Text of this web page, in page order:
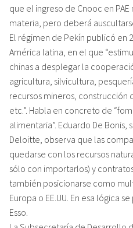
que el ingreso de Cnooc en
materia, pero deberá
El régimen de Pekín publicó en
América latina, en el que
chinas a desplegar la
agricultura, silvicultura,
recursos mineros, construcción
etc.”. Habla en concreto de
alimentaria”. Eduardo De
Deloitte, observa que las
quedarse con los recursos
sólo con importarlos) y
también posicionarse como
Europa o EE.UU. En esa lógica
Esso.